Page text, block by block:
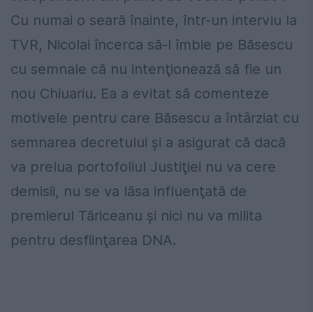
Cu numai o seară înainte, într-un interviu la
TVR, Nicolai încerca să-l îmbie pe Băsescu
cu semnale că nu intenţionează să fie un
nou Chiuariu. Ea a evitat să comenteze
motivele pentru care Băsescu a întârziat cu
semnarea decretului şi a asigurat că dacă
va prelua portofoliul Justiţiei nu va cere
demisii, nu se va lăsa influenţată de
premierul Tăriceanu şi nici nu va milita
pentru desfiinţarea DNA.